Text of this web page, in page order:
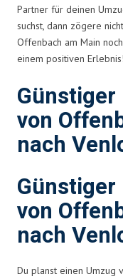
Partner für deinen
suchst, dann zögere
Offenbach am Main
einem positiven Erlebnis!
von
nach
von
nach
Du planst einen Umzug